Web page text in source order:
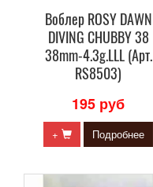
Воблер ROSY DAWN
DIVING CHUBBY 38
38mm-4.3g.LLL (Арт.
RS8503)
195 руб
+ Подробнее